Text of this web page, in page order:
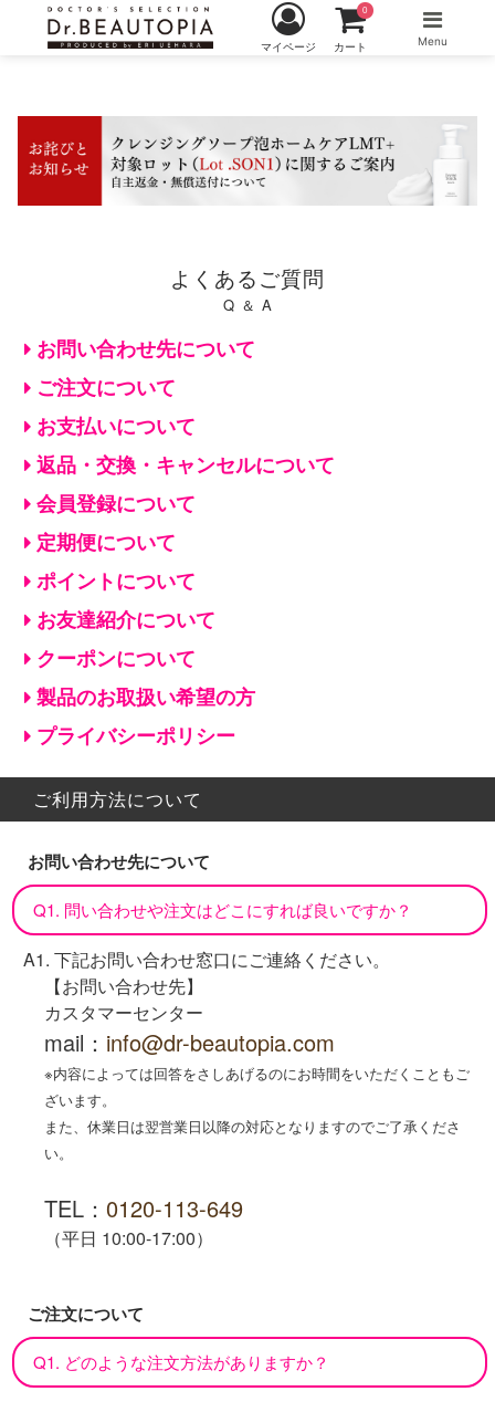
マイページ カート
0
Menu
よくあるご質問
Q ＆ A
お問い合わせ先について
ご注文について
お支払いについて
返品・交換・キャンセルについて
会員登録について
定期便について
ポイントについて
お友達紹介について
クーポンについて
製品のお取扱い希望の方
プライバシーポリシー
ご利用方法について
お問い合わせ先について
Q1. 問い合わせや注文はどこにすれば良いですか？
A1. 下記お問い合わせ窓口にご連絡ください。
【お問い合わせ先】
カスタマーセンター
mail： info@dr-beautopia.com
※内容によっては回答をさしあげるのにお時間をいただくこともご
ざいます。
また、休業日は翌営業日以降の対応となりますのでご了承くださ
い。
TEL： 0120-113-649
（平日 10:00-17:00）
ご注文について
Q1. どのような注文方法がありますか？